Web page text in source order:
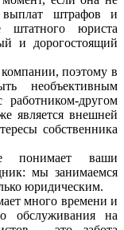
штрафов и
штатного юриста
и дорогостоящий
поэтому в
необъективным
другом
является внешней
собственника
понимает ваши
мы занимаемся
юридическим.
много времени и
обслуживания на